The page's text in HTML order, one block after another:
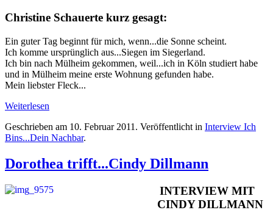
Christine Schauerte kurz gesagt:
Ein guter Tag beginnt für mich, wenn...die Sonne scheint.
Ich komme ursprünglich aus...Siegen im Siegerland.
Ich bin nach Mülheim gekommen, weil...ich in Köln studiert habe
und in Mülheim meine erste Wohnung gefunden habe.
Mein liebster Fleck...
Weiterlesen
Geschrieben am 10. Februar 2011 . Veröffentlicht in Interview Ich
Bins...Dein Nachbar.
Dorothea trifft...Cindy Dillmann
INTERVIEW MIT
CINDY DILLMANN